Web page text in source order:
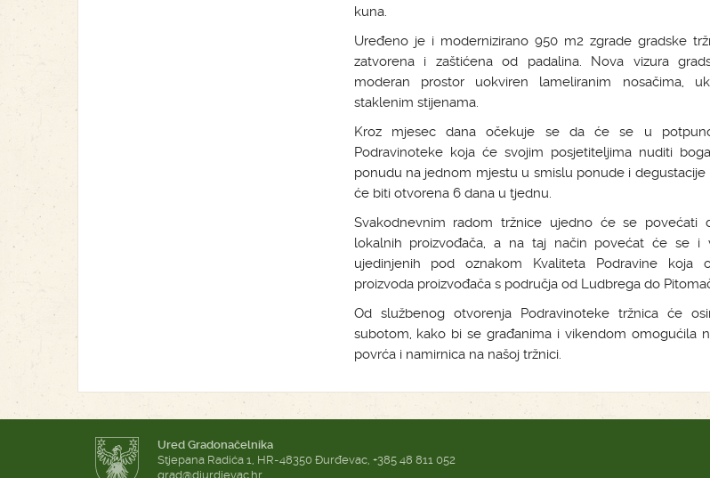
kuna.
Uređeno je i modernizirano 950 m2 zgrade gradske
zatvorena i zaštićena od padalina. Nova vizura
moderan prostor uokviren lameliranim nosačima,
staklenim stijenama.
Kroz mjesec dana očekuje se da će se u
Podravinoteke koja će svojim posjetiteljima nuditi
ponudu na jednom mjestu u smislu ponude i degustacije
će biti otvorena 6 dana u tjednu.
Svakodnevnim radom tržnice ujedno će se povećati
lokalnih proizvođača, a na taj način povećat će se i
ujedinjenih pod oznakom Kvaliteta Podravine koja
proizvoda proizvođača s područja od Ludbrega do
Od službenog otvorenja Podravinoteke tržnica će
subotom, kako bi se građanima i vikendom omogućila
povrća i namirnica na našoj tržnici.
Ured Gradonačelnika
Stjepana Radića 1, HR-48350 Đurđevac, +385 48 811 052
grad@djurdjevac.hr